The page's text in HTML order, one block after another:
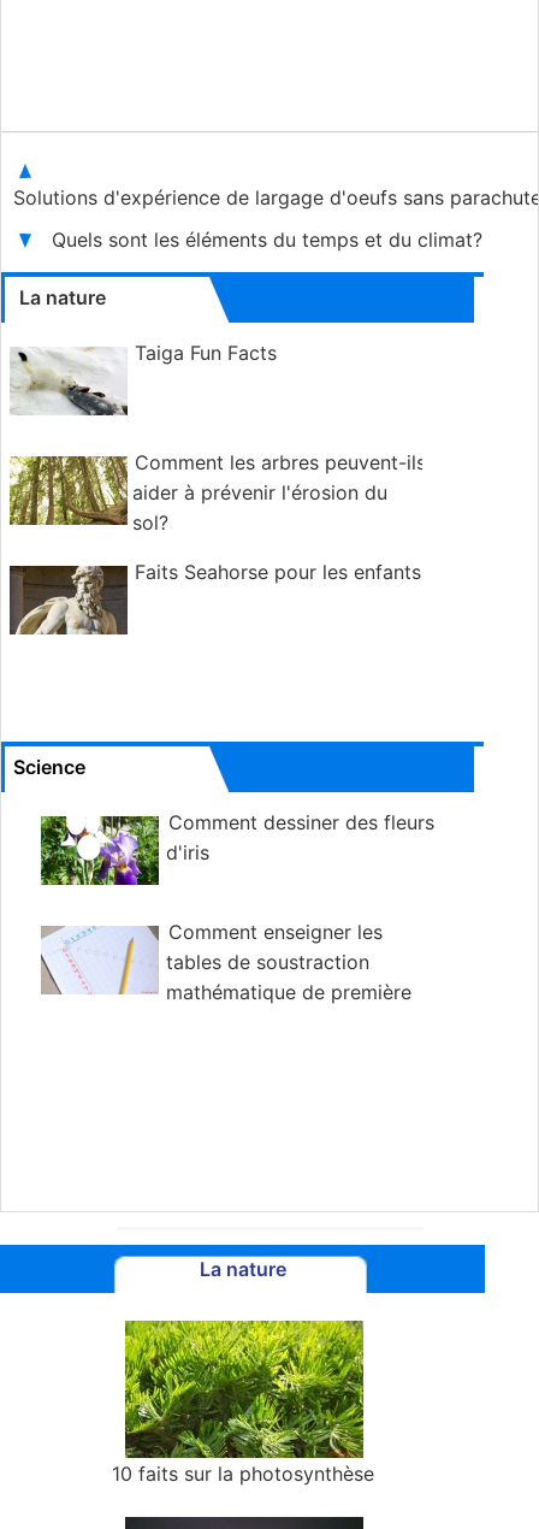
Solutions d'expérience de largage d'oeufs sans
Quels sont les éléments du temps et du climat?
La nature
Taiga Fun Facts
Comment les arbres peuvent-ils
aider à prévenir l'érosion du
sol?
Faits Seahorse pour les enfants
Science
Comment dessiner des fleurs
d'iris
Comment enseigner les
tables de soustraction
mathématique de première
La nature
10 faits sur la photosynthèse